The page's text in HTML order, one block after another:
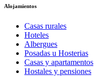
Alojamientos
Casas rurales
Hoteles
Albergues
Posadas u Hosterias
Casas y apartamentos
Hostales y pensiones